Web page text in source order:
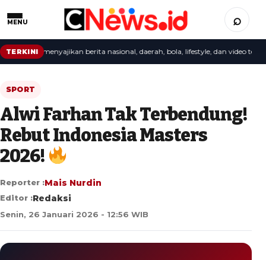
MENU ⌕
TERKINImenyajikan berita nasional, daerah, bola, lifestyle, dan video terbaru.
SPORT
Alwi Farhan Tak Terbendung!
Rebut Indonesia Masters
2026!
Reporter :Mais Nurdin
Editor :Redaksi
Senin, 26 Januari 2026 - 12:56 WIB